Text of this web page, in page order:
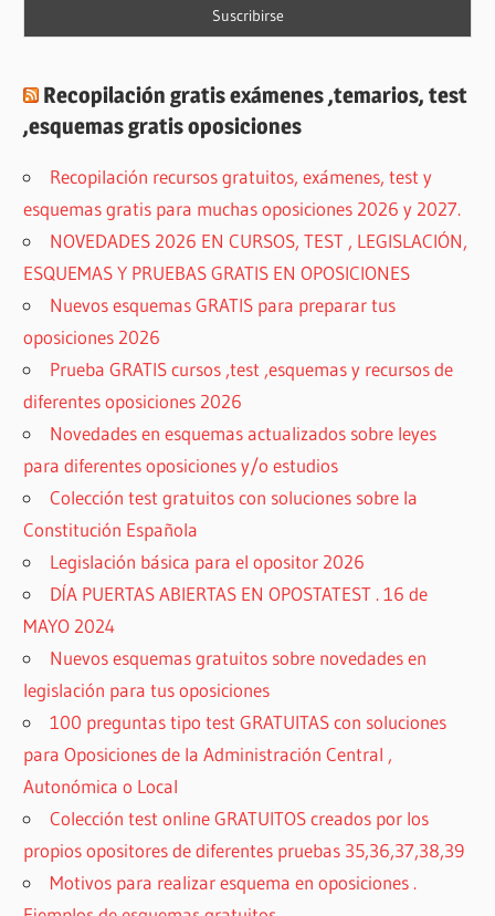
Recopilación gratis exámenes ,temarios, test
,esquemas gratis oposiciones
Recopilación recursos gratuitos, exámenes, test y
esquemas gratis para muchas oposiciones 2026 y 2027.
NOVEDADES 2026 EN CURSOS, TEST , LEGISLACIÓN,
ESQUEMAS Y PRUEBAS GRATIS EN OPOSICIONES
Nuevos esquemas GRATIS para preparar tus
oposiciones 2026
Prueba GRATIS cursos ,test ,esquemas y recursos de
diferentes oposiciones 2026
Novedades en esquemas actualizados sobre leyes
para diferentes oposiciones y/o estudios
Colección test gratuitos con soluciones sobre la
Constitución Española
Legislación básica para el opositor 2026
DÍA PUERTAS ABIERTAS EN OPOSTATEST . 16 de
MAYO 2024
Nuevos esquemas gratuitos sobre novedades en
legislación para tus oposiciones
100 preguntas tipo test GRATUITAS con soluciones
para Oposiciones de la Administración Central ,
Autonómica o Local
Colección test online GRATUITOS creados por los
propios opositores de diferentes pruebas 35,36,37,38,39
Motivos para realizar esquema en oposiciones .